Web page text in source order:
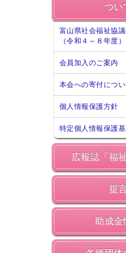
つい
富山県社会福祉協
（令和４～８年度）
会員加入のご案内
本会への寄付につ
個人情報保護方針
特定個人情報保護
広報誌「福
提
助成金